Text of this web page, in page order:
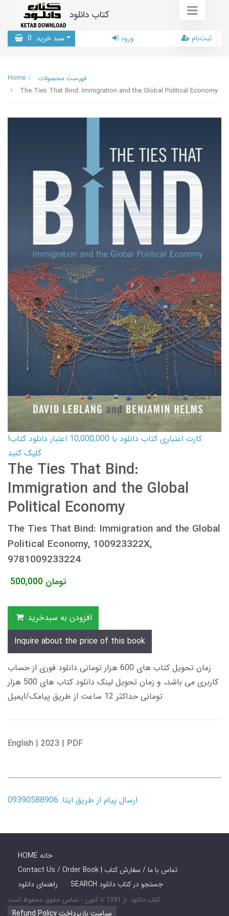
کتاب دانلود
سبد خرید 0 ورود ثبت‌نام
Home
فهرست محصولات
The Ties That Bind: Immigration and the Global Political Economy
کارت اعتباری کتاب دانلود با 10,000,000 اعتبار دانلود کتاب!
کلیک کنید
The Ties That Bind:
Immigration and the Global
Political Economy
The Ties That Bind: Immigration and the Global
Political Economy, 100923322X,
9781009233224
500,000 تومان
افزودن به سبدخرید
Inquire about the price of this book
زمان تحویل کتاب های 600 هزار تومانی دانلود فوری از حساب
کاربری می باشد، و زمان تحویل لینک دانلود کتاب های 500 هزار
تومانی حداکثر 12 ساعت از طریق پیامک/ایمیل
English | 2023 | PDF
ارسال پیام از طریق ایتا: 09390588906
HOME خانه
Contact Us / Order Book | تماس با ما / سفارش کتاب
راهنمای دانلود
SEARCH جستجو در کتاب دانلود
کتاب دانلود: از 1391 تا کنون - تمامی حقوق محفوظ است
Refund Policy سیاست بازپرداخت